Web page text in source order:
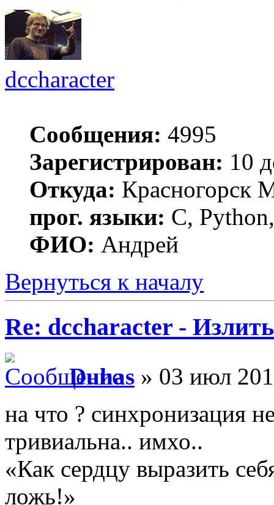
dccharacter
Сообщения: 4995
Зарегистрирован: 10
Откуда: Красногорск
прог. языки: C,
ФИО: Андрей
Вернуться к началу
Re: dccharacter -
Duhas » 03 июл
на что ? синхронизация
тривиальна.. имхо..
«Как сердцу выразить
ложь!»